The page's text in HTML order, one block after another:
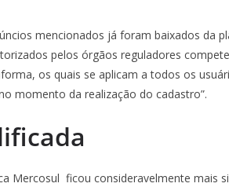
mencionados já foram baixados da
pelos órgãos reguladores
os quais se aplicam a todos os
momento da realização do cadastro”.
Mercosul ficou consideravelmente mais